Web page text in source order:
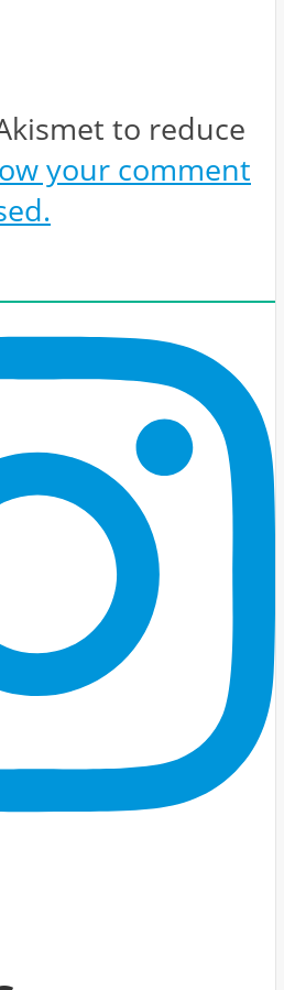
to reduce
your comment